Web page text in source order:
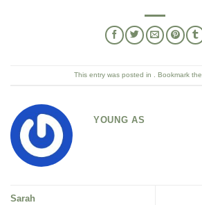
This entry was posted in . Bookmark the
YOUNG AS
Sarah